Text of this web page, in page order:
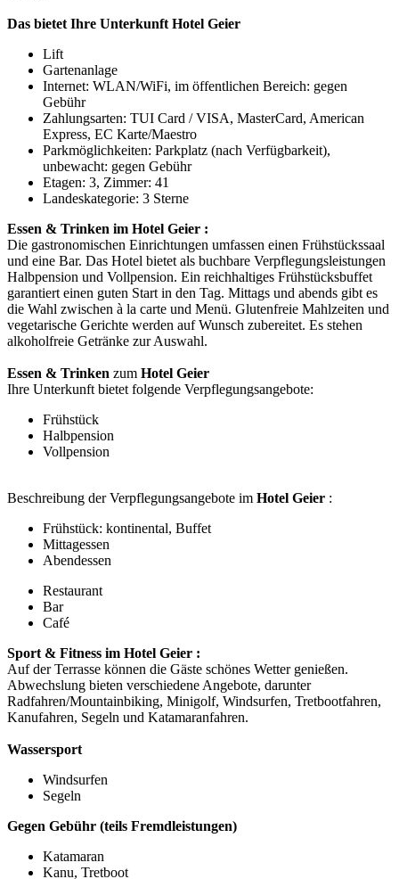
Das bietet Ihre Unterkunft Hotel Geier
Lift
Gartenanlage
Internet: WLAN/WiFi, im öffentlichen Bereich: gegen
Gebühr
Zahlungsarten: TUI Card / VISA, MasterCard, American
Express, EC Karte/Maestro
Parkmöglichkeiten: Parkplatz (nach Verfügbarkeit),
unbewacht: gegen Gebühr
Etagen: 3, Zimmer: 41
Landeskategorie: 3 Sterne
Essen & Trinken im Hotel Geier :
Die gastronomischen Einrichtungen umfassen einen Frühstückssaal
und eine Bar. Das Hotel bietet als buchbare Verpflegungsleistungen
Halbpension und Vollpension. Ein reichhaltiges Frühstücksbuffet
garantiert einen guten Start in den Tag. Mittags und abends gibt es
die Wahl zwischen à la carte und Menü. Glutenfreie Mahlzeiten und
vegetarische Gerichte werden auf Wunsch zubereitet. Es stehen
alkoholfreie Getränke zur Auswahl.
Essen & Trinken zum Hotel Geier
Ihre Unterkunft bietet folgende Verpflegungsangebote:
Frühstück
Halbpension
Vollpension
Beschreibung der Verpflegungsangebote im Hotel Geier :
Frühstück: kontinental, Buffet
Mittagessen
Abendessen
Restaurant
Bar
Café
Sport & Fitness im Hotel Geier :
Auf der Terrasse können die Gäste schönes Wetter genießen.
Abwechslung bieten verschiedene Angebote, darunter
Radfahren/Mountainbiking, Minigolf, Windsurfen, Tretbootfahren,
Kanufahren, Segeln und Katamaranfahren.
Wassersport
Windsurfen
Segeln
Gegen Gebühr (teils Fremdleistungen)
Katamaran
Kanu, Tretboot